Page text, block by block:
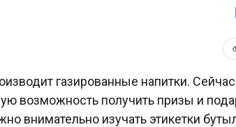
газированные напитки. Сейчас
возможность получить призы и
внимательно изучать этикетки